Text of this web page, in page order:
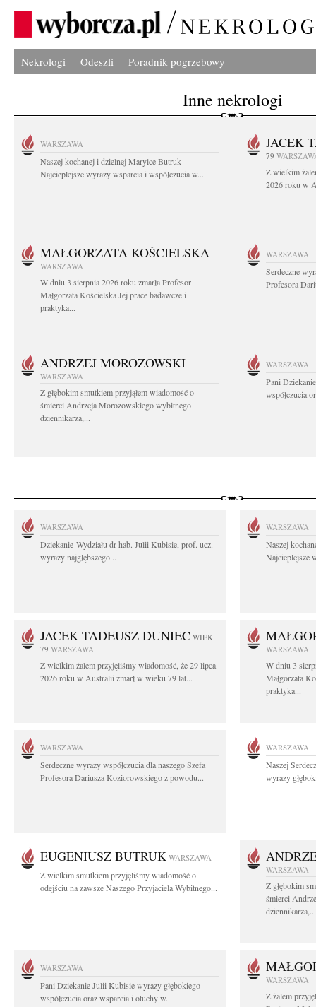
Nekrologi Odeszli Poradnik pogrzebowy
Inne nekrologi
WARSZAWA
Naszej kochanej i dzielnej Marylce Butruk
Najcieplejsze wyrazy wsparcia i współczucia w...
JACEK
79
Z wielkim
2026 roku w
MAŁGORZATA KOŚCIELSKA
WARSZAWA
W dniu 3 sierpnia 2026 roku zmarła Profesor
Małgorzata Kościelska Jej prace badawcze i
praktyka...
WARSZAWA
Serdeczne
Profesora
ANDRZEJ MOROZOWSKI
WARSZAWA
Z głębokim smutkiem przyjąłem wiadomość o
śmierci Andrzeja Morozowskiego wybitnego
dziennikarza,...
WARSZAWA
Pani
współczucia
WARSZAWA
Dziekanie Wydziału dr hab. Julii Kubisie, prof. ucz.
wyrazy najgłębszego...
WARSZAWA
Naszej
Najcieplejsze
JACEK TADEUSZ DUNIEC WIEK:
79 WARSZAWA
Z wielkim żalem przyjęliśmy wiadomość, że 29 lipca
2026 roku w Australii zmarł w wieku 79 lat...
WARSZAWA
W dniu 3
Małgorzata
praktyka...
WARSZAWA
Serdeczne wyrazy współczucia dla naszego Szefa
Profesora Dariusza Koziorowskiego z powodu...
WARSZAWA
Naszej
wyrazy
EUGENIUSZ BUTRUK WARSZAWA
Z wielkim smutkiem przyjęliśmy wiadomość o
odejściu na zawsze Naszego Przyjaciela Wybitnego...
WARSZAWA
Z głębokim
śmierci
dziennikarza,...
WARSZAWA
Pani Dziekanie Julii Kubisie wyrazy głębokiego
współczucia oraz wsparcia i otuchy w...
WARSZAWA
Z żalem